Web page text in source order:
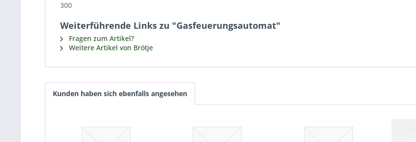
300
Weiterführende Links zu "Gasfeuerungsautomat"
Fragen zum Artikel?
Weitere Artikel von Brötje
Kunden haben sich ebenfalls angesehen